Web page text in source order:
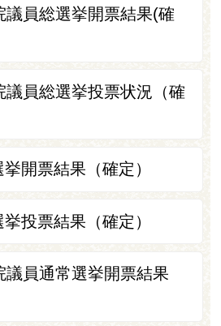
議員総選挙開票結果(確
議員総選挙投票状況（確
開票結果（確定）
投票結果（確定）
議員通常選挙開票結果